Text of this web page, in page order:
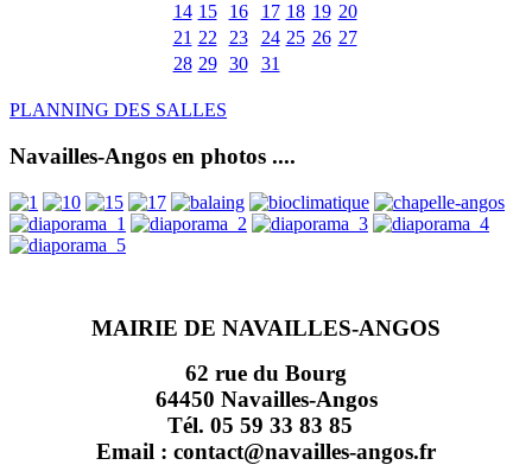
14 15 16 17 18 19 20
21 22 23 24 25 26 27
28 29 30 31
PLANNING DES SALLES
Navailles-Angos en photos ....
MAIRIE DE NAVAILLES-ANGOS
62 rue du Bourg
64450 Navailles-Angos
Tél. 05 59 33 83 85
Email : contact@navailles-angos.fr